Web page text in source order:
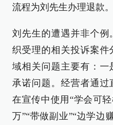
流程为刘先生办理退款。
刘先生的遭遇并非个例
织受理的相关投诉案件
域相关问题主要有：一
承诺问题。经营者通过
在宣传中使用“学会可
万”“带做副业”“边学边